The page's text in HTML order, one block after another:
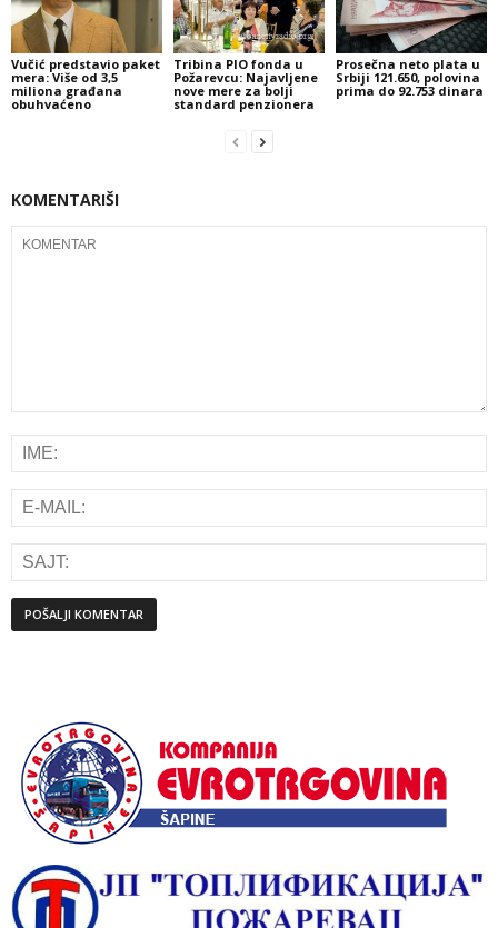
Vučić predstavio paket
mera: Više od 3,5
miliona građana
obuhvaćeno
Tribina PIO fonda u
Požarevcu: Najavljene
nove mere za bolji
standard penzionera
Prosečna neto plata u
Srbiji 121.650, polovina
prima do 92.753 dinara
KOMENTARIŠI